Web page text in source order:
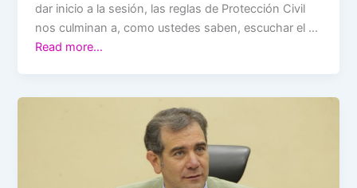
dar inicio a la sesión, las reglas de Protección Civil
nos culminan a, como ustedes saben, escuchar el …
Read more…